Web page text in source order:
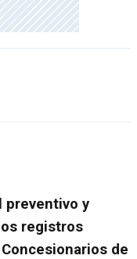
preventivo y
registros
de